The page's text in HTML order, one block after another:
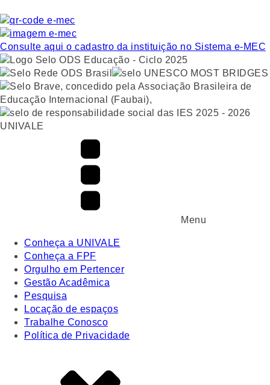
Consulte aqui o cadastro da instituição no Sistema e-MEC
UNIVALE
Menu
Conheça a UNIVALE
Conheça a FPF
Orgulho em Pertencer
Gestão Acadêmica
Pesquisa
Locação de espaços
Trabalhe Conosco
Política de Privacidade